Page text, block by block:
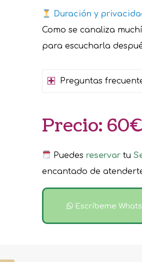
Duración y
Como se canaliza
para escucharla
Preguntas
Precio: 60€
Puedes reservar tu
encantado de
Escríbeme